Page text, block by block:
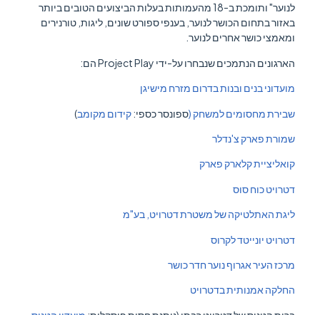
לנוער" ותומכת ב-18 מהעמותות בעלות הביצועים הטובים ביותר
באזור בתחום הכושר לנוער, בענפי ספורט שונים, ליגות, טורנירים
ומאמצי כושר אחרים לנוער.
הארגונים הנתמכים שנבחרו על-ידי Project Play הם:
מועדוני בנים ובנות בדרום מזרח מישיגן
שבירת מחסומים למשחק (ספונסר כספי:קידום מקומב)
שמורת פארק צ'נדלר
קואליציית קלארק פארק
דטרויט כוח סוס
ליגת האתלטיקה של משטרת דטרויט, בע"מ
דטרויט יונייטד לקרוס
מרכז העיר אגרוף נוער חדר כושר
החלקה אמנותית בדטרויט